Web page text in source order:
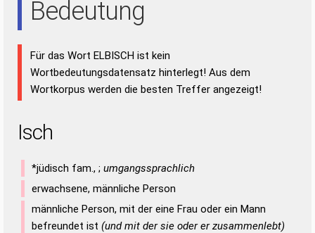
Bedeutung
Für das Wort ELBISCH ist kein
Wortbedeutungsdatensatz hinterlegt! Aus dem
Wortkorpus werden die besten Treffer angezeigt!
Isch
*jüdisch fam., ; umgangssprachlich
erwachsene, männliche Person
männliche Person, mit der eine Frau oder ein Mann
befreundet ist (und mit der sie oder er zusammenlebt)